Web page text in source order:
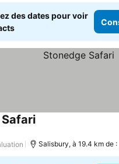
des dates pour voir
Salisbury, à 19.4 km de